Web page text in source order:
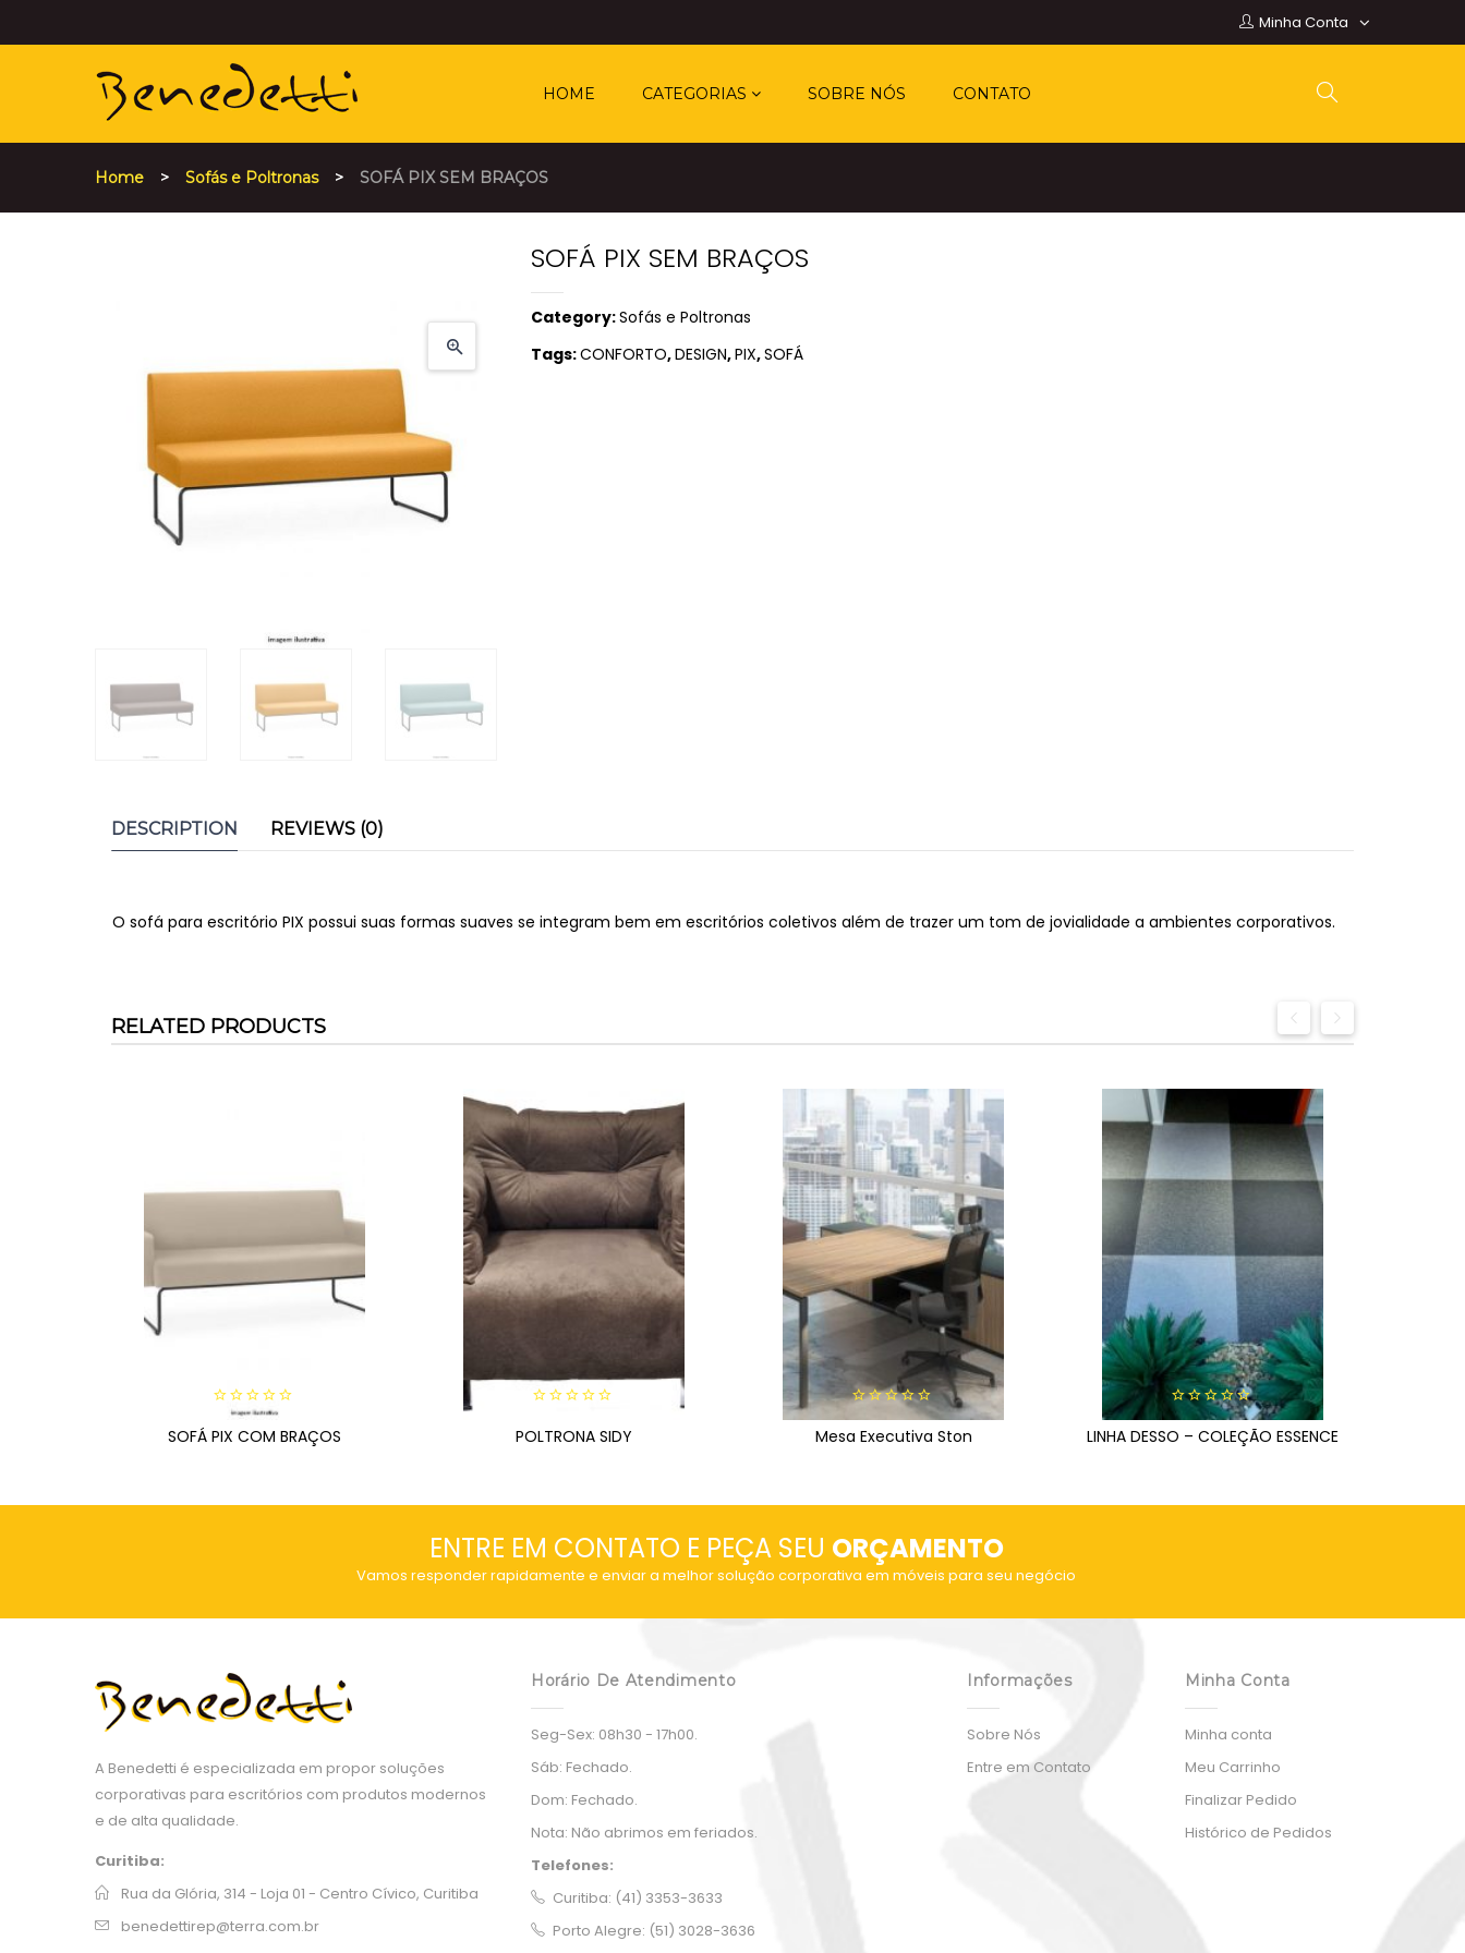
Minha Conta
HOME CATEGORIAS SOBRE NÓS CONTATO
Home > Sofás e Poltronas > SOFÁ PIX SEM BRAÇOS
SOFÁ PIX SEM BRAÇOS
Category:Sofás e Poltronas
Tags:CONFORTO,DESIGN,PIX,SOFÁ
DESCRIPTION REVIEWS (0)
O sofá para escritório PIX possui suas formas suaves se integram bem em escritórios coletivos além de trazer um tom de jovialidade a ambientes corporativos.
RELATED PRODUCTS
out
SOFÁ PIX COM BRAÇOS
out
POLTRONA SIDY
0
out
Mesa Executiva Ston
0
out
LINHA DESSO – COLEÇÃO ESSENCE
ENTRE EM CONTATO E PEÇA SEU ORÇAMENTO
Vamos responder rapidamente e enviar a melhor solução corporativa em móveis para seu negócio
A Benedetti é especializada em propor soluções
corporativas para escritórios com produtos modernos
e de alta qualidade.
Curitiba:
Rua da Glória, 314 - Loja 01 - Centro Cívico, Curitiba
benedettirep@terra.com.br
Horário De Atendimento
Seg-Sex: 08h30 - 17h00.
Sáb: Fechado.
Dom: Fechado.
Nota: Não abrimos em feriados.
Telefones:
Curitiba: (41) 3353-3633
Porto Alegre: (51) 3028-3636
Informações
Sobre Nós
Entre em Contato
Minha Conta
Minha conta
Meu Carrinho
Finalizar Pedido
Histórico de Pedidos